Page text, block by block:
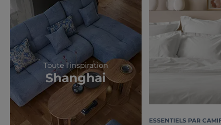
Toute l'inspiration
Shanghai
ESSENTIELS PAR